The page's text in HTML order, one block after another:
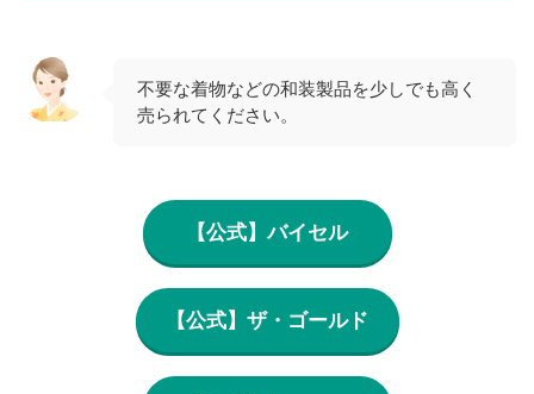
不要な着物などの和装製品を少しでも高く
売られてください。
【公式】バイセル
【公式】ザ・ゴールド